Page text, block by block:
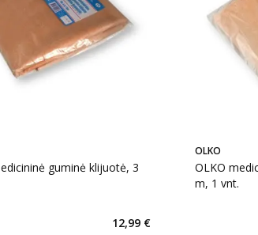
guminė klijuotė, 3
12,99 €
OLKO
OLKO
m, 1 vnt.